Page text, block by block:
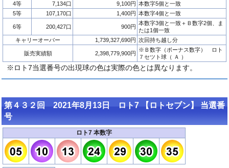
4等
7,134口 9,100円 本数字5個と一致
5等
107,170口 1,400円 本数字4個と一致
6等 200,427口 900円
本数字3個と一致＋Ｂ数字2個、ま
たは1個一致
キャリーオーバー
1,739,327,690円 次回持ち越し分
販売実績額 2,398,779,900円
※Ｂ数字（ボーナス数字） ロト
７セツト球（ Ａ ）
※ロト7当選番号の出現球の色は実際の色とは異なります。
第４３２回 2021年8月13日 ロト7 【ロトセブン】 当選番
号
ロト7 本数字